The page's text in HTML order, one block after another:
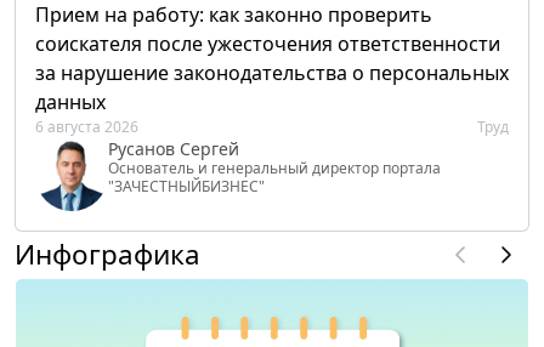
Прием на работу: как законно проверить
соискателя после ужесточения ответственности
за нарушение законодательства о персональных
данных
6 августа 2026 Труд
Русанов Сергей
Основатель и генеральный директор портала
"ЗАЧЕСТНЫЙБИЗНЕС"
Инфографика